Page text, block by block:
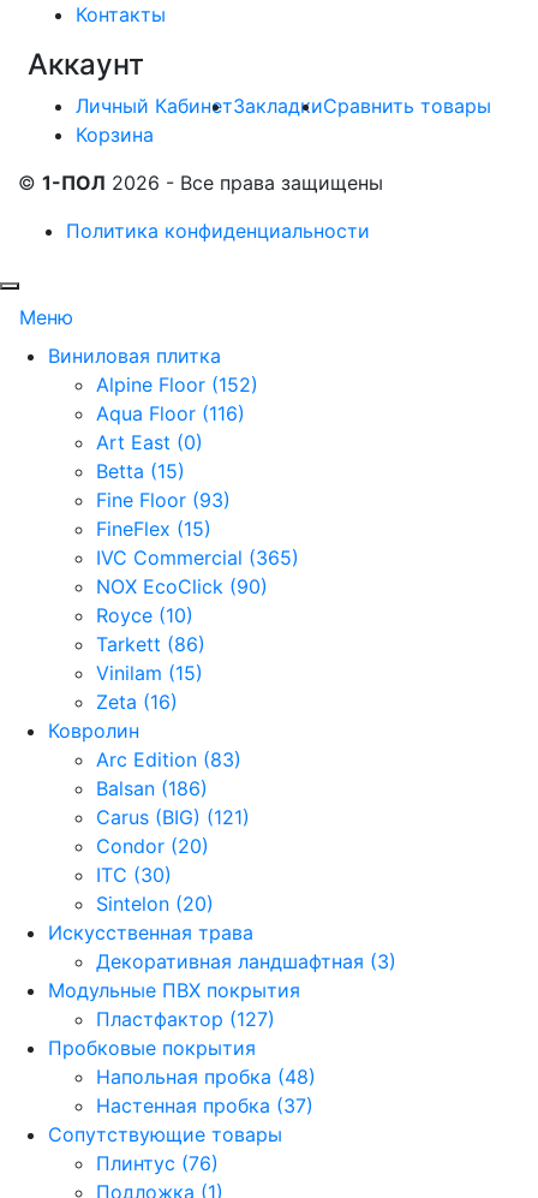
Контакты
Аккаунт
Личный КабинетЗакладкиСравнить товары
Корзина
© 1-ПОЛ 2026 - Все права защищены
Политика конфиденциальности
Меню
Виниловая плитка
Alpine Floor (152)
Aqua Floor (116)
Art East (0)
Betta (15)
Fine Floor (93)
FineFlex (15)
IVC Commercial (365)
NOX EcoClick (90)
Royce (10)
Tarkett (86)
Vinilam (15)
Zeta (16)
Ковролин
Arc Edition (83)
Balsan (186)
Carus (BIG) (121)
Condor (20)
ITC (30)
Sintelon (20)
Искусственная трава
Декоративная ландшафтная (3)
Модульные ПВХ покрытия
Пластфактор (127)
Пробковые покрытия
Напольная пробка (48)
Настенная пробка (37)
Сопутствующие товары
Плинтус (76)
Подложка (1)